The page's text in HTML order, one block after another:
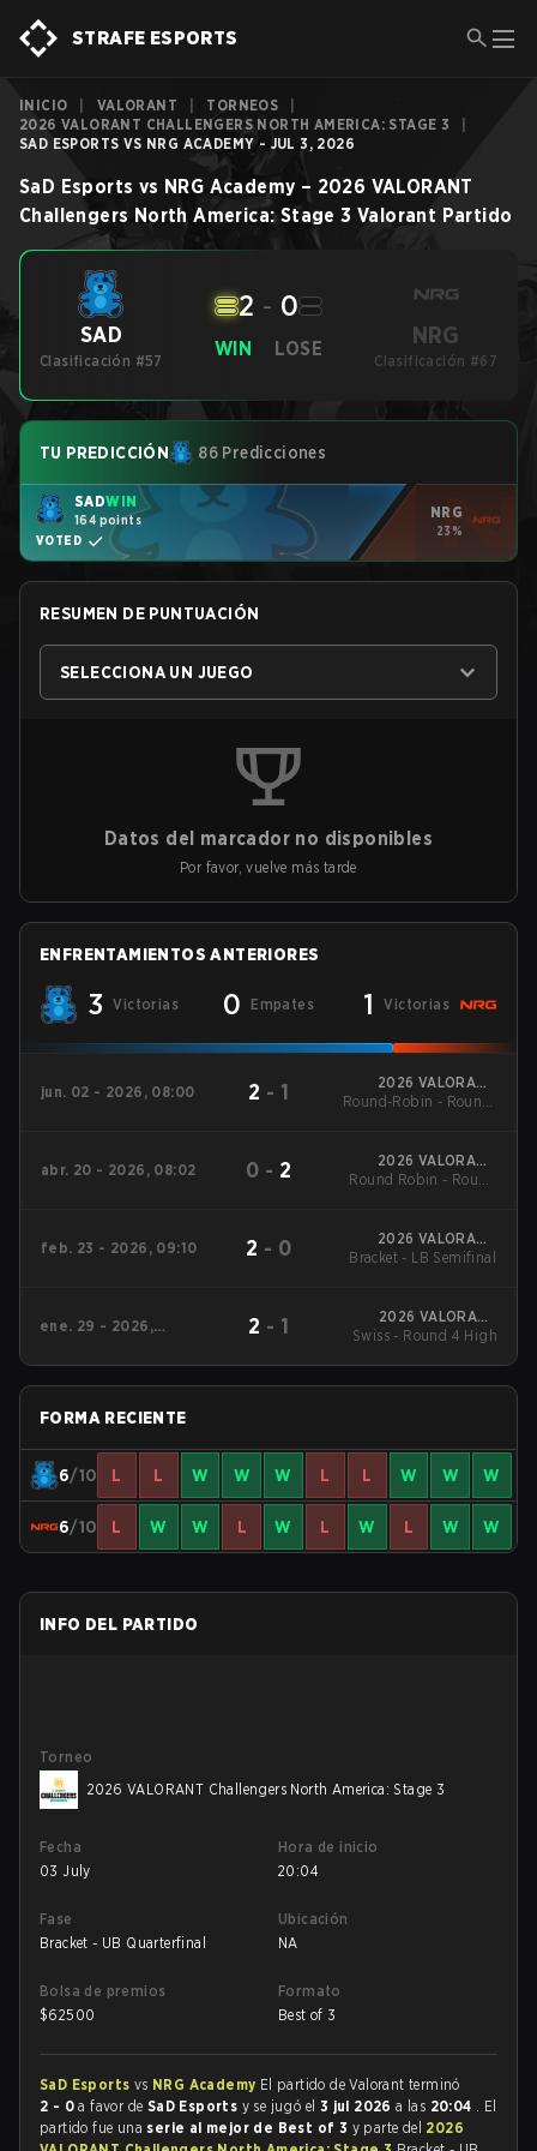
STRAFE ESPORTS
INICIO VALORANT TORNEOS
2026 VALORANT CHALLENGERS NORTH AMERICA: STAGE 3
SAD ESPORTS VS NRG ACADEMY - JUL 3, 2026
SaD Esports vs NRG Academy – 2026 VALORANT
Challengers North America: Stage 3 Valorant Partido
SAD
Clasificación #57
WIN
2 - 0
LOSE NRG
Clasificación #67
TU PREDICCIÓN 86 Predicciones
SADWIN
164 points
VOTED
NRG
23%
RESUMEN DE PUNTUACIÓN
SELECCIONA UN JUEGO
Datos del marcador no disponibles
Por favor, vuelve más tarde
ENFRENTAMIENTOS ANTERIORES
3 Victorias 0 Empates 1 Victorias
jun. 02 - 2026, 08:00 2 - 1
2026 VALORANT
Challengers North
Round-Robin - Round-
abr. 20 - 2026, 08:02 0 - 2
2026 VALORANT
Challengers North
Round Robin - Round
feb. 23 - 2026, 09:10 2 - 0
2026 VALORANT
Challengers North
Bracket - LB Semifinal
ene. 29 - 2026,
2 - 1
2026 VALORANT
Challengers North
Swiss - Round 4 High
FORMA RECIENTE
6/10 L L W W W L L W W W
6/10 L W W L W L W L W W
INFO DEL PARTIDO
Torneo
2026 VALORANT Challengers North America: Stage 3
Fecha
03 July
Hora de inicio
20:04
Fase
Bracket - UB Quarterfinal
Ubicación
NA
Bolsa de premios
$62500
Formato
Best of 3
SaD Esports vs NRG Academy El partido de Valorant terminó
2 - 0 a favor de SaD Esports y se jugó el 3 jul 2026a las 20:04 . El
partido fue una serie al mejor de Best of 3 y parte del 2026